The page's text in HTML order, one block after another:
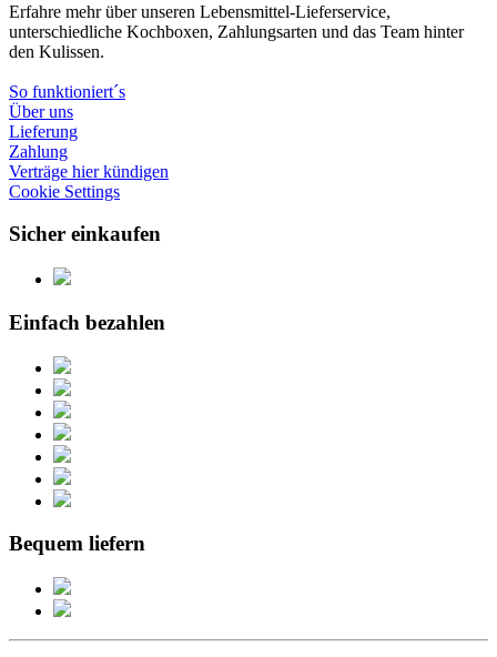
Erfahre mehr über unseren Lebensmittel-Lieferservice,
unterschiedliche Kochboxen, Zahlungsarten und das Team hinter
den Kulissen.
So funktioniert´s
Über uns
Lieferung
Zahlung
Verträge hier kündigen
Cookie Settings
Sicher einkaufen
Einfach bezahlen
Bequem liefern